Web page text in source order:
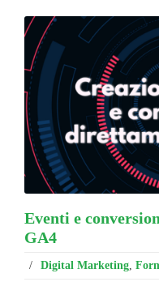
Eventi e
GA4
/ Digital Marketing